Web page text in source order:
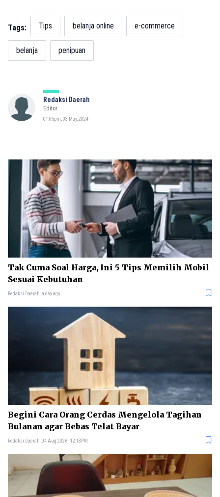
Tags: Tips belanja online e-commerce
belanja penipuan
Redaksi Daerah
Editor
01:05pm, 03 May, 2024
Tak Cuma Soal Harga, Ini 5 Tips Memilih Mobil
Sesuai Kebutuhan
Redaksi Daerah a day ago
Begini Cara Orang Cerdas Mengelola Tagihan
Bulanan agar Bebas Telat Bayar
Redaksi Daerah 04 Aug 2026 - 12:13PM